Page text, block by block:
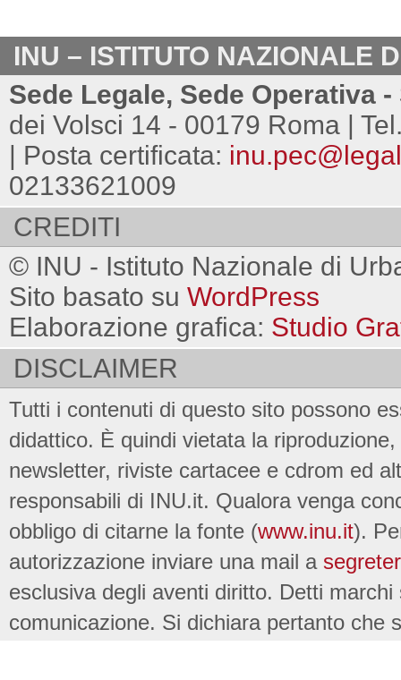
INU – ISTITUTO NAZIONALE
Sede Legale, Sede Operativa
dei Volsci 14 - 00179 Roma |
| Posta certificata:
02133621009
CREDITI
© INU - Istituto Nazionale di
Sito basato su WordPress
Elaborazione grafica: Studio
DISCLAIMER
Tutti i contenuti di questo sito possono
didattico. È quindi vietata la
newsletter, riviste cartacee e cdrom ed
responsabili di INU.it. Qualora venga
obbligo di citarne la fonte (www.inu.it).
autorizzazione inviare una mail a
esclusiva degli aventi diritto. Detti
comunicazione. Si dichiara pertanto che